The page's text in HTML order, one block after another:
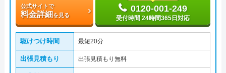
公式サイトで
料金詳細を見る
0120-001-249
受付時間 24時間365日対応
駆けつけ時間 最短20分
出張見積もり 出張見積もり無料